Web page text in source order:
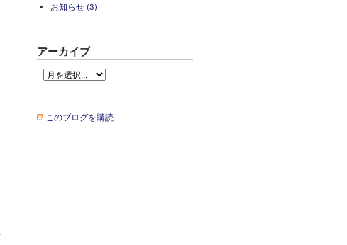
お知らせ (3)
アーカイブ
このブログを購読